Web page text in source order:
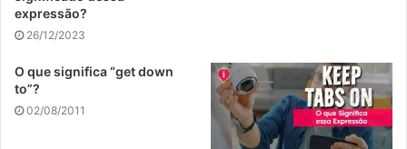
expressão?
26/12/2023
O que significa “get down
to”?
02/08/2011